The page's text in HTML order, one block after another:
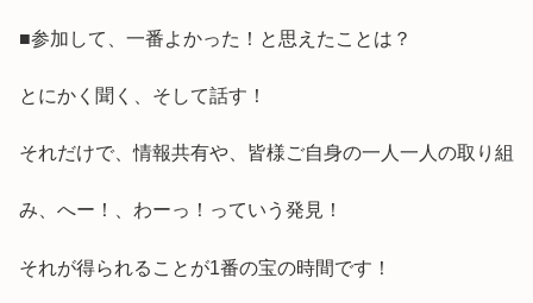
■参加して、一番よかった！と思えたことは？
とにかく聞く、そして話す！
それだけで、情報共有や、皆様ご自身の一人一人の取り組
み、へー！、わーっ！っていう発見！
それが得られることが1番の宝の時間です！